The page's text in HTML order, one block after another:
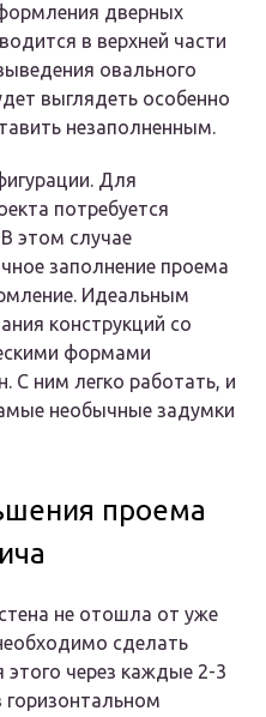
дверных
в верхней части
овального
выглядеть особенно
незаполненным.
Для
потребуется
этом случае
заполнение проема
Идеальным
конструкций со
формами
С ним легко работать, и
необычные задумки
проема
не отошла от уже
сделать
через каждые 2-3
горизонтальном